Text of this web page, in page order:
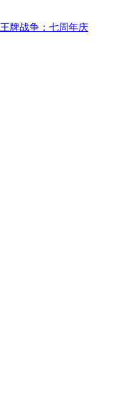
王牌战争：七周年庆